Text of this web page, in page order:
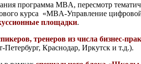
программа MBA, пересмотр
курса «MBA-Управление
площадки.
тренеров из числа бизнес-
Петербург, Краснодар, Иркутск и т.д.).